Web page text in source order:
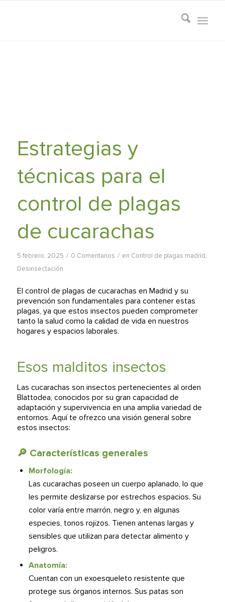
Estrategias y
técnicas para el
control de plagas
de cucarachas
5 febrero, 2025 / 0 Comentarios / en Control de plagas madrid,
Desinsectación
El control de plagas de cucarachas en Madrid y su
prevención son fundamentales para contener estas
plagas, ya que estos insectos pueden comprometer
tanto la salud como la calidad de vida en nuestros
hogares y espacios laborales.
Esos malditos insectos
Las cucarachas son insectos pertenecientes al orden
Blattodea, conocidos por su gran capacidad de
adaptación y supervivencia en una amplia variedad de
entornos. Aquí te ofrezco una visión general sobre
estos insectos:
🔎​ Características generales
Morfología:
Las cucarachas poseen un cuerpo aplanado, lo que
les permite deslizarse por estrechos espacios. Su
color varía entre marrón, negro y, en algunas
especies, tonos rojizos. Tienen antenas largas y
sensibles que utilizan para detectar alimento y
peligros.
Anatomía:
Cuentan con un exoesqueleto resistente que
protege sus órganos internos. Sus patas son